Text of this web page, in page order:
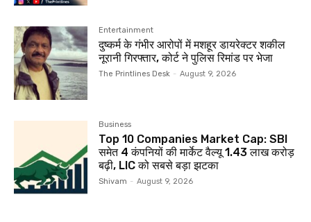
Entertainment
दुष्कर्म के गंभीर आरोपों में मशहूर डायरेक्टर शकील
नूरानी गिरफ्तार, कोर्ट ने पुलिस रिमांड पर भेजा
The Printlines Desk - August 9, 2026
Business
Top 10 Companies Market Cap: SBI
समेत 4 कंपनियों की मार्केट वैल्यू 1.43 लाख करोड़
बढ़ी, LIC को सबसे बड़ा झटका
Shivam - August 9, 2026